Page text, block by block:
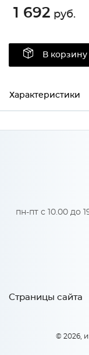
1 692 руб.
В корзину
Характеристики
Ширина
пн-пт с 10.00 до
Страницы сайта
© 2026,